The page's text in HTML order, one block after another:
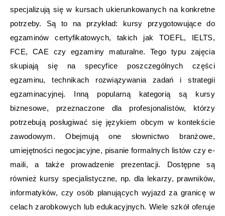
specjalizują się w kursach ukierunkowanych na konkretne
potrzeby. Są to na przykład: kursy przygotowujące do
egzaminów certyfikatowych, takich jak TOEFL, IELTS,
FCE, CAE czy egzaminy maturalne. Tego typu zajęcia
skupiają się na specyfice poszczególnych części
egzaminu, technikach rozwiązywania zadań i strategii
egzaminacyjnej. Inną popularną kategorią są kursy
biznesowe, przeznaczone dla profesjonalistów, którzy
potrzebują posługiwać się językiem obcym w kontekście
zawodowym. Obejmują one słownictwo branżowe,
umiejętności negocjacyjne, pisanie formalnych listów czy e-
maili, a także prowadzenie prezentacji. Dostępne są
również kursy specjalistyczne, np. dla lekarzy, prawników,
informatyków, czy osób planujących wyjazd za granicę w
celach zarobkowych lub edukacyjnych. Wiele szkół oferuje